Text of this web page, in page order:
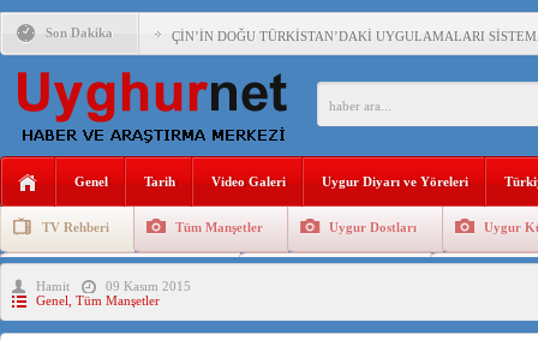
Son Dakika ÇİN’İN DOĞU TÜRKİSTAN’DAKİ UYGULAMALARI
DİYANET AKADEMİSİ BAŞKANI DOÇ.DR.KAAN : DOĞU
ÇİN’İN UYGUR POLİTİKALARINI ÖVEN DİYANET
MHP’DEN URUMÇİ KATLİAMI MESAJİ : 05.07.2009
İŞGALCİ ÇİN’DEN “FETİHLER SULTANI
SAADET PARTİSİ İLÇE BAŞKANI : TEMMUZ AYI,DOĞU
Genel Tarih Video Galeri Uygur Diyarı ve Yöreleri
TV Rehberi Tüm Manşetler Uygur Dostları Uygur
Uygurlarda Düğün ve Cenaze
Hamit
09 Kasım 2015
Genel Tüm Manşetler